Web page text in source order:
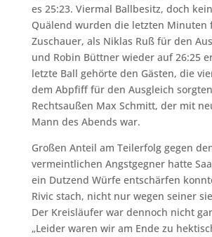
es 25:23. Viermal Ballbesitz, doch
Quälend wurden die letzten Minuten
Zuschauer, als Niklas Ruß für den
und Robin Büttner wieder auf 26:25
letzte Ball gehörte den Gästen, die
dem Abpfiff für den Ausgleich
Rechtsaußen Max Schmitt, der mit
Mann des Abends war.
Großen Anteil am Teilerfolg gegen
vermeintlichen Angstgegner hatte
ein Dutzend Würfe entschärfen
Rivic stach, nicht nur wegen seiner
Der Kreisläufer war dennoch nicht
„Leider waren wir am Ende zu